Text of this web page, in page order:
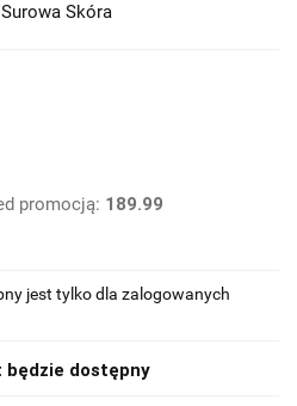
Surowa Skóra
promocją: 189.99
jest tylko dla zalogowanych
będzie dostępny